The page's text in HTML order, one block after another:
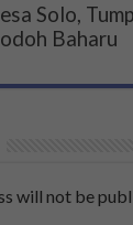
Solo,
Baharu
will not be